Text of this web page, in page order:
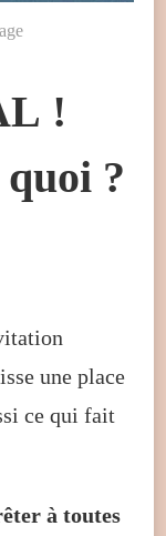
!
quoi ?
une place
ce qui fait
à toutes